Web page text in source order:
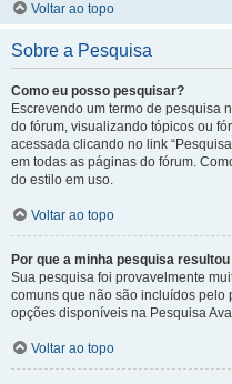
Voltar ao topo
Sobre a Pesquisa
Como eu posso pesquisar?
Escrevendo um termo de pesquisa
do fórum, visualizando tópicos ou
acessada clicando no link
em todas as páginas do fórum.
do estilo em uso.
Voltar ao topo
Por que a minha pesquisa
Sua pesquisa foi provavelmente
comuns que não são incluídos pelo
opções disponíveis na Pesquisa
Voltar ao topo